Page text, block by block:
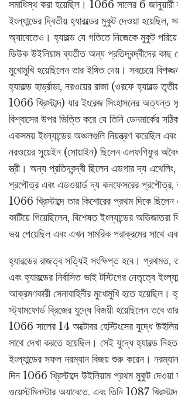
সমাধিস্থ করা হয়েছিল। 1066 সালের 6
ইংল্যান্ডের দ্বিতীয় হ্যারল্ডের মুকুট দেওয়া হয়েছিল,
অ্যাবেতেও। হ্যারল্ড যে গতিতে নিজেকে মুকুট
ডিউক উইলিয়াম ব্যতীত অন্য প্রতিদ্বন্দ্বীদের কাছ
মুখোমুখি হয়েছিলেন তার ইঙ্গিত দেয়। সবচেয়ে
হ্যারাল্ড হার্ড্রাডা, নরওয়ের রাজা (ওরফে হ্যারল্ড
1066 খ্রিস্টাব্দ) যার ইংরেজ সিংহাসনের অত্যন্ত
বিশ্বাসের উপর ভিত্তি করে যে তিনি ডেনমার্কের
একসময় ইংল্যান্ডের অঞ্চলগুলি নিয়ন্ত্রণ করেছিল এবং
নরওয়ের সুয়েইন (সোয়াইন) ছিলেন এলফগিফুর
স্ত্রী। অন্য প্রতিদ্বন্দ্বী ছিলেন এডগার দ্য
প্রপৌত্র এবং এডওয়ার্ড দ্য কনফেসরের প্রপৌত্র,
1066 খ্রিস্টাব্দে তার কিশোরের প্রথম দিকে
কাটিয়ে গিয়েছিলেন, বিশেষত ইংল্যান্ডের
ভয় পেয়েছিল এবং এখন সামরিক পরাক্রমের সাথে
হ্যারল্ডের রাজত্ব সত্যিই সংক্ষিপ্ত হবে। প্রথমত,
এবং হ্যারল্ডের নির্বাসিত ভাই টস্টিগের নেতৃত্বে
আক্রমণকারী সেনাবাহিনীর মুখোমুখি হতে হয়েছিল।
স্ট্যামফোর্ড ব্রিজের যুদ্ধে বিজয়ী হয়েছিলেন তবে
1066 সালের 14 অক্টোবর হেস্টিংসের যুদ্ধে
সাথে দেখা করতে হয়েছিল। সেই যুদ্ধে হ্যারল্ড
ইংল্যান্ডের সফল নরম্যান বিজয় শুরু করেন।
দিন 1066 খ্রিস্টাব্দে উইলিয়াম প্রথম মুকুট দেওয়া
ওয়েস্টমিনস্টার অ্যাবেতে, এবং তিনি 1087